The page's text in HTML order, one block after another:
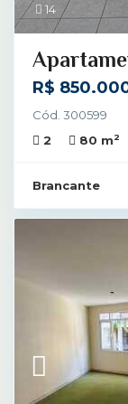
14
R$
Cód. 300599
2
80 m2
Brancante